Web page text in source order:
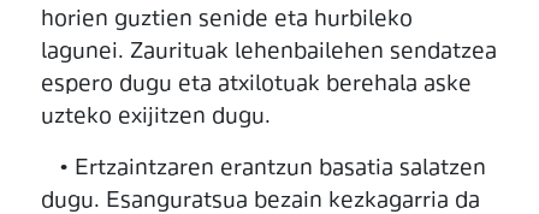
horien guztien senide eta hurbileko
lagunei. Zaurituak lehenbailehen sendatzea
espero dugu eta atxilotuak berehala aske
uzteko exijitzen dugu.
• Ertzaintzaren erantzun basatia salatzen
dugu. Esanguratsua bezain kezkagarria da